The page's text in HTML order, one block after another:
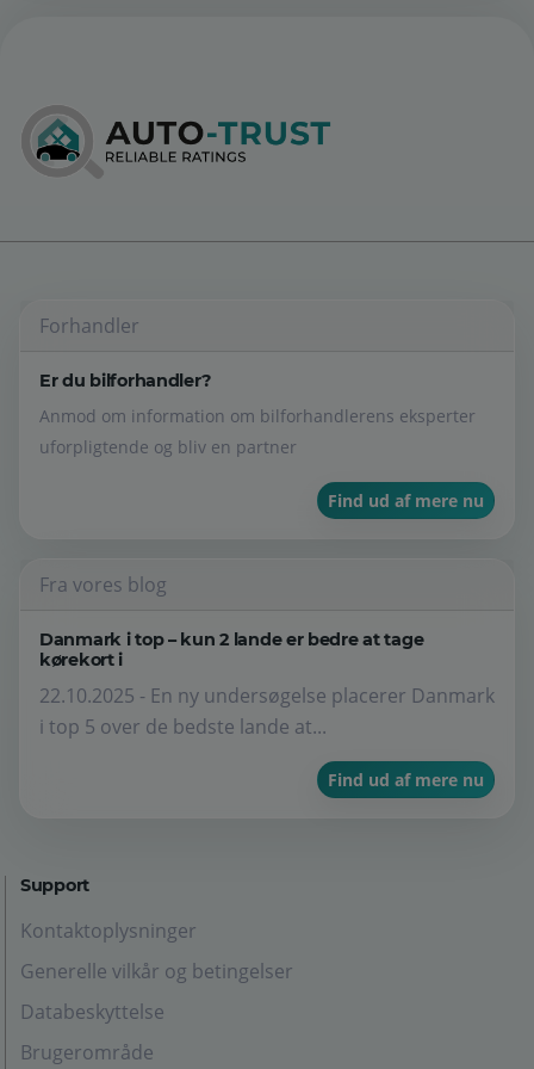
Forhandler
Er du bilforhandler?
Anmod om information om bilforhandlerens eksperter
uforpligtende og bliv en partner
Find ud af mere nu
Fra vores blog
Danmark i top – kun 2 lande er bedre at tage
kørekort i
22.10.2025 - En ny undersøgelse placerer Danmark
i top 5 over de bedste lande at...
Find ud af mere nu
Support
Kontaktoplysninger
Generelle vilkår og betingelser
Databeskyttelse
Brugerområde